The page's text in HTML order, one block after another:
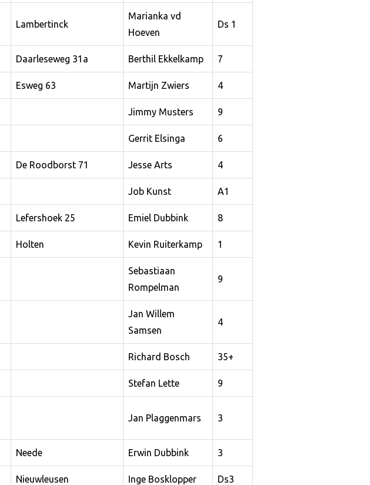
Lambertinck
Marianka vd
Hoeven
Ds 1
Daarleseweg 31a Berthil Ekkelkamp 7
Esweg 63 Martijn Zwiers 4
Jimmy Musters 9
Gerrit Elsinga 6
De Roodborst 71 Jesse Arts 4
Job Kunst A1
Lefershoek 25 Emiel Dubbink 8
Holten Kevin Ruiterkamp 1
Sebastiaan
Rompelman
9
Jan Willem
Samsen
4
Richard Bosch 35+
Stefan Lette 9
Jan Plaggenmars 3
Neede Erwin Dubbink 3
Nieuwleusen Inge Bosklopper Ds3